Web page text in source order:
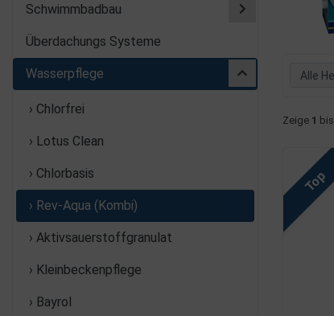
Schwimmbadbau
Überdachungs Systeme
Wasserpflege
› Chlorfrei
› Lotus Clean
› Chlorbasis
› Rev-Aqua (Kombi)
› Aktivsauerstoffgranulat
› Kleinbeckenpflege
› Bayrol
Zeige 1 bis
Top